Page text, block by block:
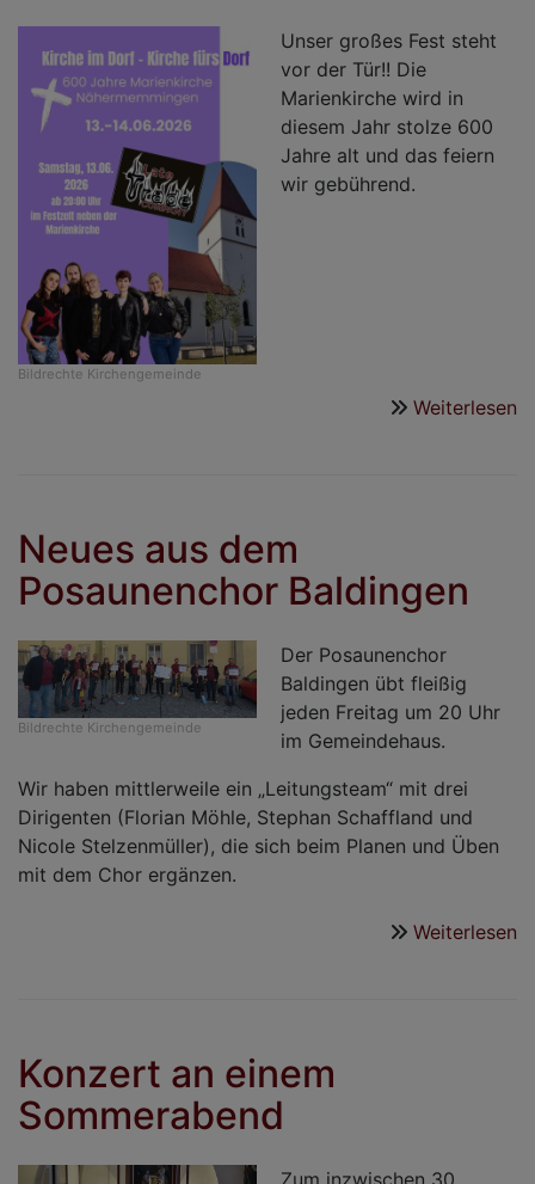
Bildrechte Kirchengemeinde
Unser großes Fest steht
vor der Tür!! Die
Marienkirche wird in
diesem Jahr stolze 600
Jahre alt und das feiern
wir gebührend.
Weiterlesen
Neues aus dem
Posaunenchor Baldingen
Bildrechte Kirchengemeinde
Der Posaunenchor
Baldingen übt fleißig
jeden Freitag um 20 Uhr
im Gemeindehaus.
Wir haben mittlerweile ein „Leitungsteam“ mit drei
Dirigenten (Florian Möhle, Stephan Schaffland und
Nicole Stelzenmüller), die sich beim Planen und Üben
mit dem Chor ergänzen.
Weiterlesen
Konzert an einem
Sommerabend
Zum inzwischen 30